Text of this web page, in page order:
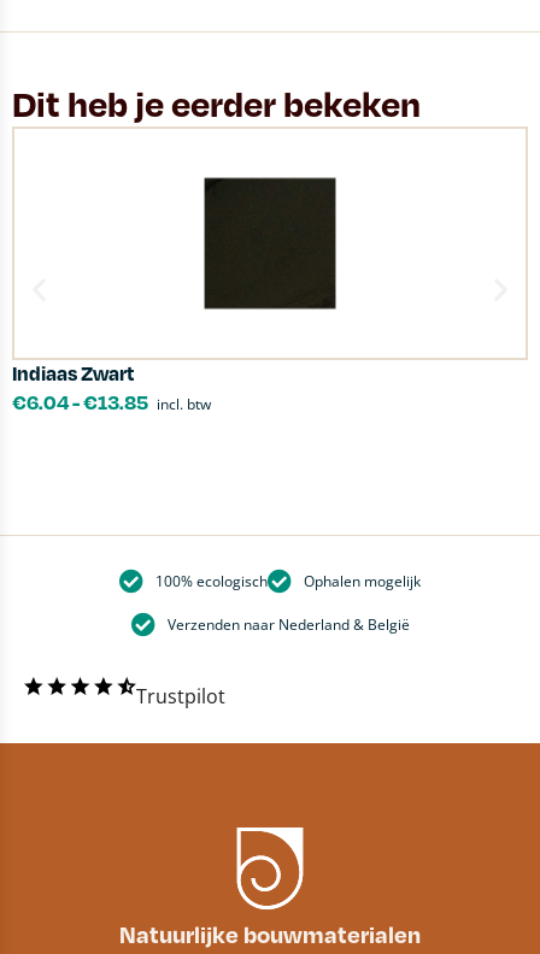
Dit heb je eerder bekeken
Indiaas Zwart
€6.04-€13.85 incl. btw
100% ecologisch Ophalen mogelijk
Verzenden naar Nederland & België
Trustpilot
Natuurlijke bouwmaterialen